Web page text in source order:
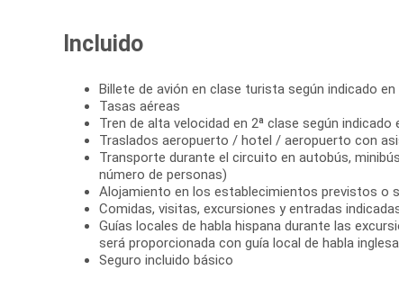
Incluido
Billete de avión en clase turista según indicado
Tasas aéreas
Tren de alta velocidad en 2ª clase según indicado
Traslados aeropuerto / hotel / aeropuerto con
Transporte durante el circuito en autobús,
número de personas)
Alojamiento en los establecimientos previstos o
Comidas, visitas, excursiones y entradas
Guías locales de habla hispana durante las
será proporcionada con guía local de habla inglesa
Seguro incluido básico